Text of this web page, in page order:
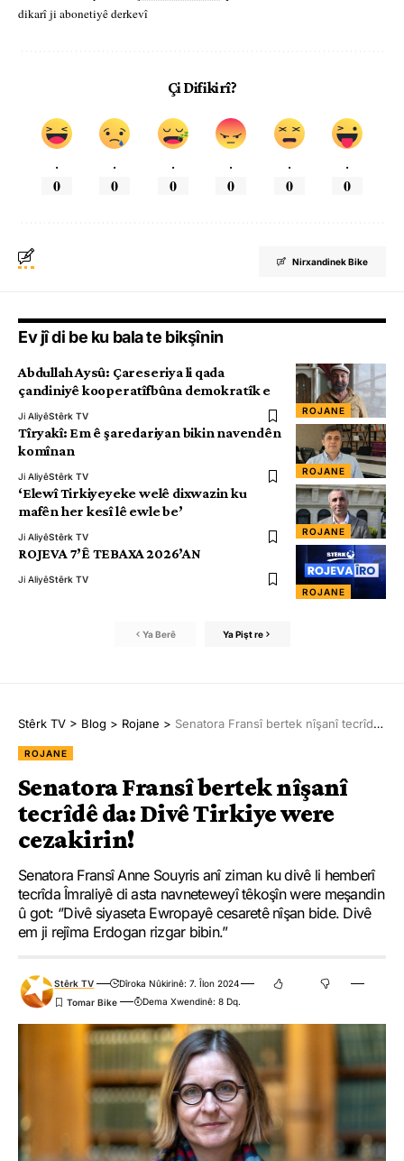
dikarî ji abonetiyê derkevî
Çi Difikirî?
.
0
.
0
.
0
.
0
.
0
.
0
Nirxandinek Bike
Ev jî di be ku bala te bikşînin
ROJANE
Abdullah Aysû: Çareseriya li qada
çandiniyê kooperatîfbûna demokratîk e
Ji AliyêStêrk TV
ROJANE
Tîryakî: Em ê şaredariyan bikin navendên
komînan
Ji AliyêStêrk TV
ROJANE
‘Elewî Tirkiyeyeke welê dixwazin ku
mafên her kesî lê ewle be’
Ji AliyêStêrk TV
ROJANE
ROJEVA 7’Ê TEBAXA 2026’AN
Ji AliyêStêrk TV
Ya Berê Ya Pişt re
Stêrk TV > Blog > Rojane > Senatora Fransî bertek nîşanî tecrîdê da: Divê Tirkiye were cezakirin!
ROJANE
Senatora Fransî bertek nîşanî
tecrîdê da: Divê Tirkiye were
cezakirin!
Senatora Fransî Anne Souyris anî ziman ku divê li hemberî
tecrîda Îmraliyê di asta navneteweyî têkoşîn were meşandin
û got: ‘’Divê siyaseta Ewropayê cesaretê nîşan bide. Divê
em ji rejîma Erdogan rizgar bibin.”
Stêrk TV
Dîroka Nûkirinê: 7. Îlon 2024
Dema Xwendinê: 8 Dq.